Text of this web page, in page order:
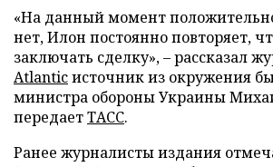
«На данный момент
нет, Илон постоянно повторяет,
заключать сделку», – рассказал
Atlanticисточник из окружения
министра обороны Украины
передаетТАСС.
Ранее журналисты издания